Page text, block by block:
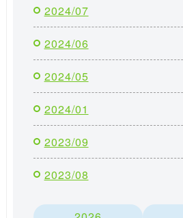
2024/07
2024/06
2024/05
2024/01
2023/09
2023/08